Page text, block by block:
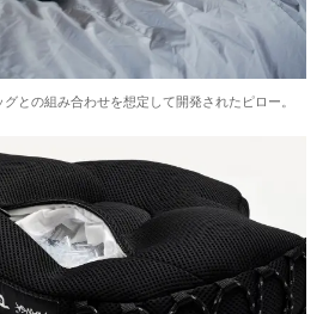
との組み合わせを想定して開発されたピロー。